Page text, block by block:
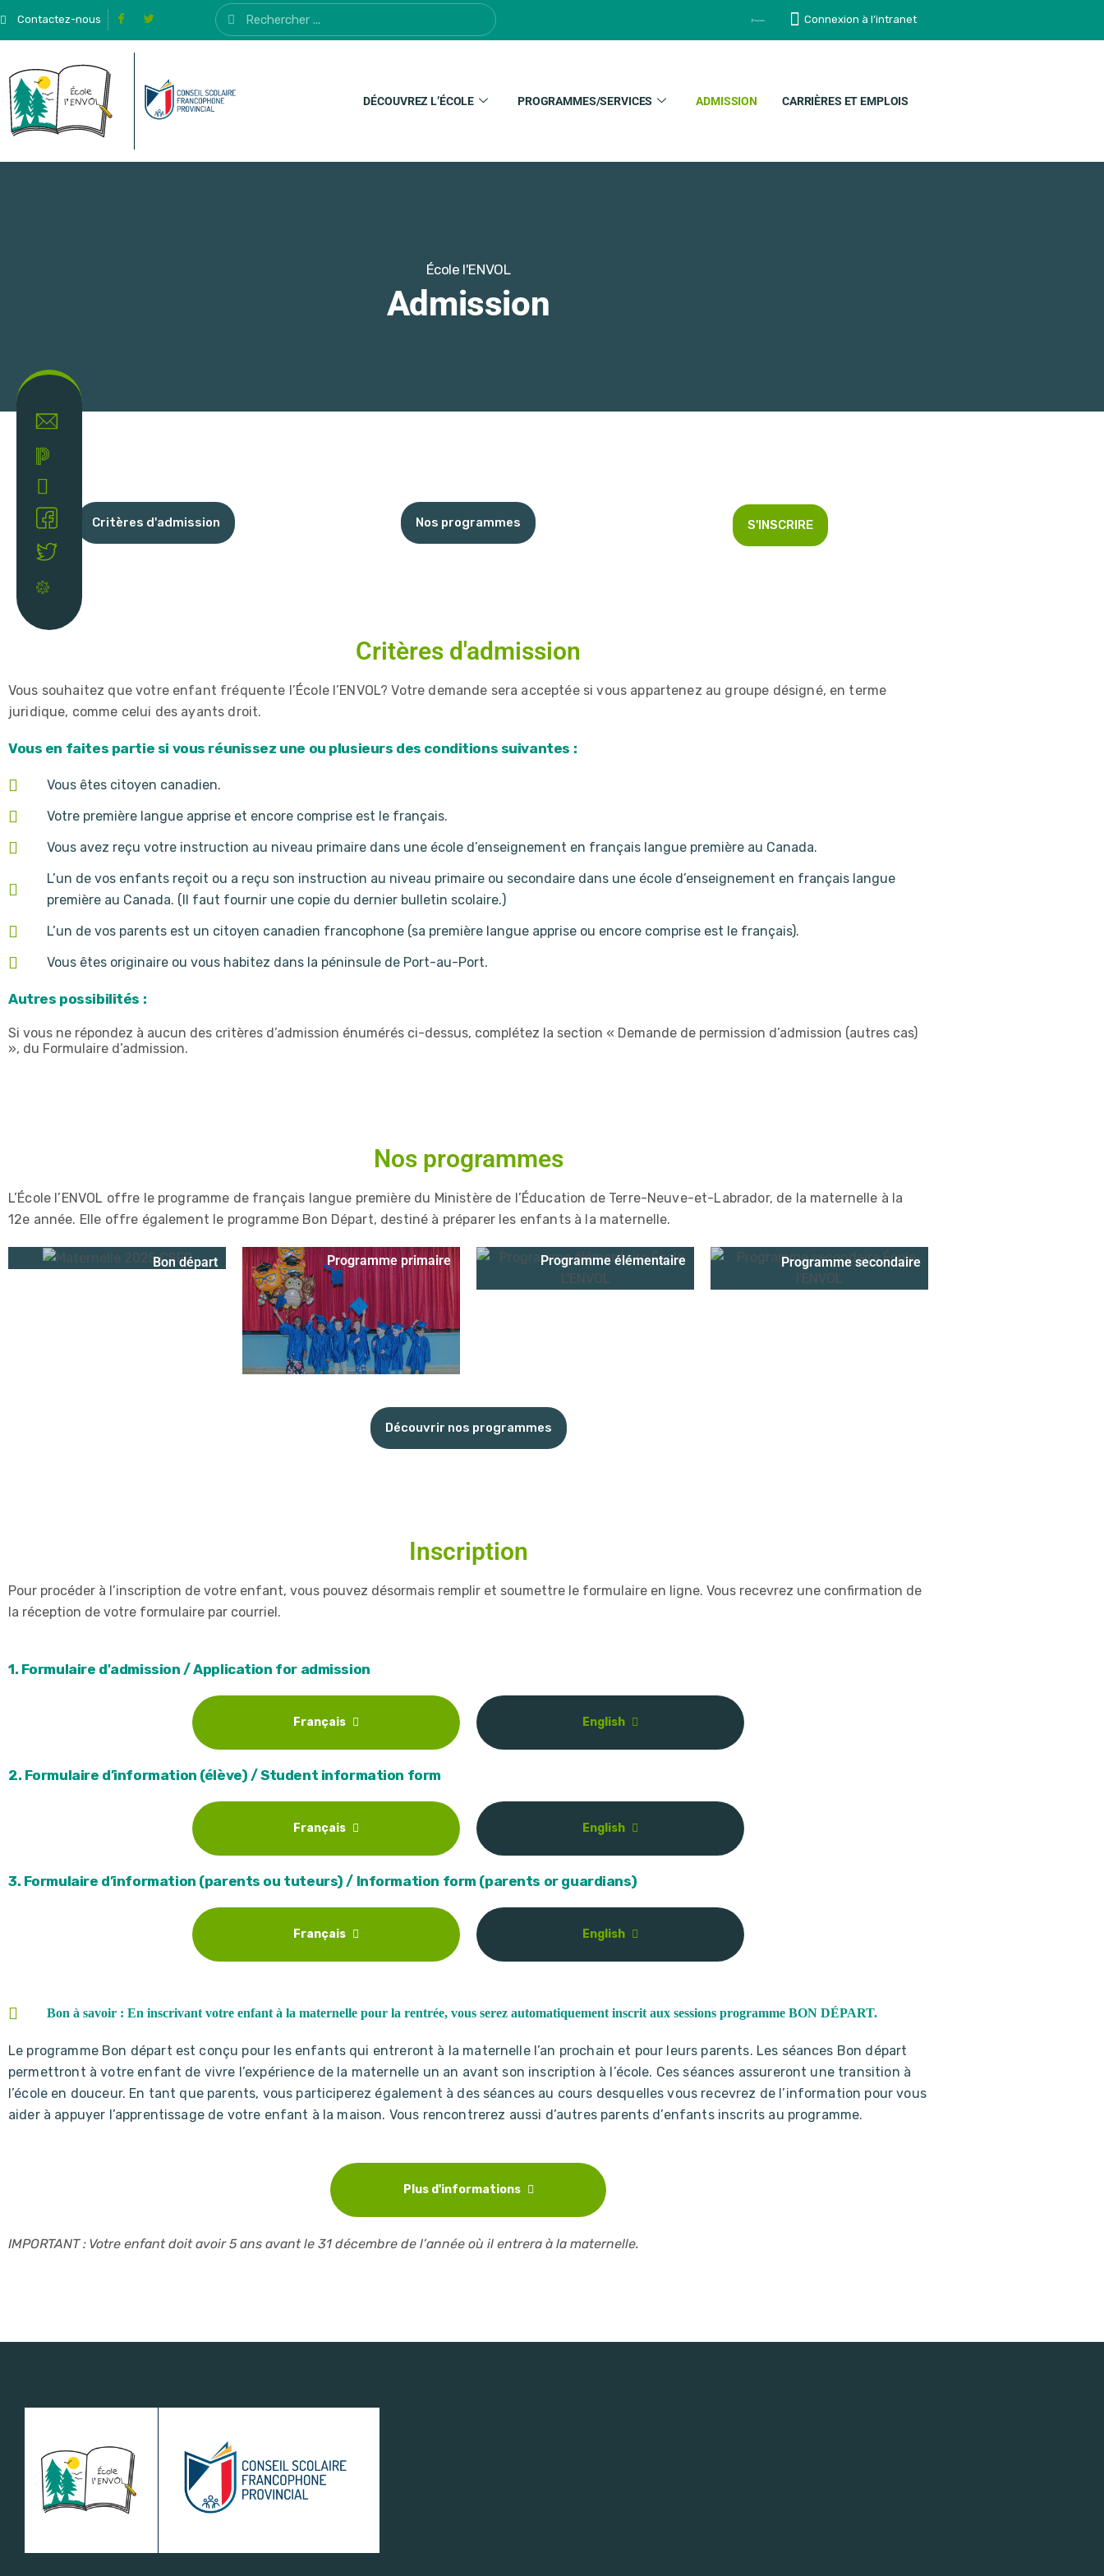
Facebook
Contactez-nous Connexion à l’intranet
DÉCOUVREZ L’ÉCOLE PROGRAMMES/SERVICES ADMISSION CARRIÈRES ET EMPLOIS
École l'ENVOL
Admission
Critères d'admission Nos programmes S'INSCRIRE
Critères d'admission
Vous souhaitez que votre enfant fréquente l’École l’ENVOL? Votre demande sera acceptée si vous appartenez au groupe désigné, en terme
juridique, comme celui des ayants droit.
Vous en faites partie si vous réunissez une ou plusieurs des conditions suivantes :
Vous êtes citoyen canadien.
Votre première langue apprise et encore comprise est le français.
Vous avez reçu votre instruction au niveau primaire dans une école d’enseignement en français langue première au Canada.
L’un de vos enfants reçoit ou a reçu son instruction au niveau primaire ou secondaire dans une école d’enseignement en français langue
première au Canada. (Il faut fournir une copie du dernier bulletin scolaire.)
L’un de vos parents est un citoyen canadien francophone (sa première langue apprise ou encore comprise est le français).
Vous êtes originaire ou vous habitez dans la péninsule de Port-au-Port.
Autres possibilités :
Si vous ne répondez à aucun des critères d’admission énumérés ci-dessus, complétez la section « Demande de permission d’admission (autres cas)
», du Formulaire d’admission.
Nos programmes
L’École l’ENVOL offre le programme de français langue première du Ministère de l’Éducation de Terre-Neuve-et-Labrador, de la maternelle à la
12e année. Elle offre également le programme Bon Départ, destiné à préparer les enfants à la maternelle.
Bon départ Programme primaire Programme élémentaire Programme secondaire
Découvrir nos programmes
Inscription
Pour procéder à l’inscription de votre enfant, vous pouvez désormais remplir et soumettre le formulaire en ligne. Vous recevrez une confirmation de
la réception de votre formulaire par courriel.
1. Formulaire d'admission / Application for admission
Français English
2. Formulaire d’information (élève) / Student information form
Français English
3. Formulaire d’information (parents ou tuteurs) / Information form (parents or guardians)
Français English
Bon à savoir : En inscrivant votre enfant à la maternelle pour la rentrée, vous serez automatiquement inscrit aux sessions programme BON DÉPART.
Le programme Bon départ est conçu pour les enfants qui entreront à la maternelle l’an prochain et pour leurs parents. Les séances Bon départ
permettront à votre enfant de vivre l’expérience de la maternelle un an avant son inscription à l’école. Ces séances assureront une transition à
l’école en douceur. En tant que parents, vous participerez également à des séances au cours desquelles vous recevrez de l’information pour vous
aider à appuyer l’apprentissage de votre enfant à la maison. Vous rencontrerez aussi d’autres parents d’enfants inscrits au programme.
Plus d'informations
IMPORTANT : Votre enfant doit avoir 5 ans avant le 31 décembre de l’année où il entrera à la maternelle.